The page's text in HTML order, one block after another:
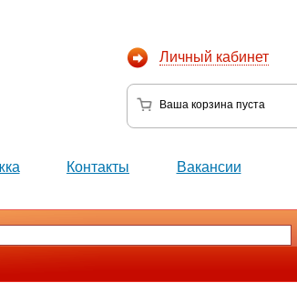
Личный кабинет
Ваша корзина пуста
Контакты Вакансии